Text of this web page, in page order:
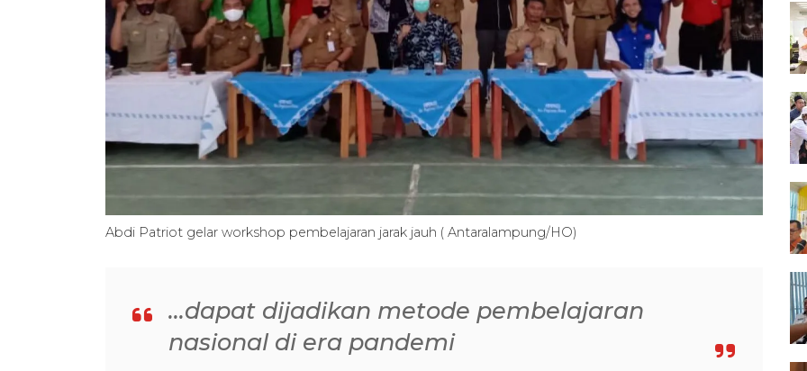
Abdi Patriot gelar workshop pembelajaran jarak jauh ( Antaralampung/HO)
...dapat dijadikan metode pembelajaran
nasional di era pandemi